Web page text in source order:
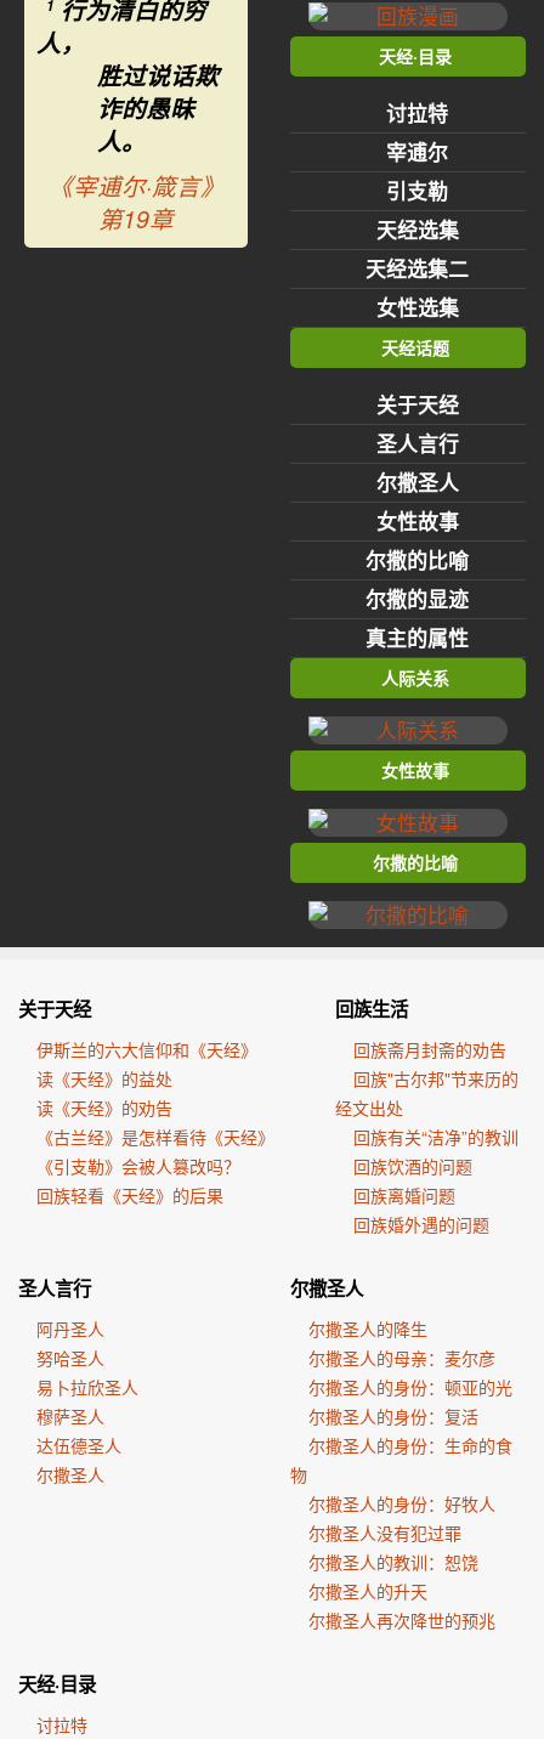
1 行为清白的穷
人，
胜过说话欺
诈的愚昧
人。
《宰逋尔·箴言》
第19章
天经·目录
讨拉特
宰逋尔
引支勒
天经选集
天经选集二
女性选集
天经话题
关于天经
圣人言行
尔撒圣人
女性故事
尔撒的比喻
尔撒的显迹
真主的属性
人际关系
女性故事
尔撒的比喻
关于天经
伊斯兰的六大信仰和《天经》
读《天经》的益处
读《天经》的劝告
《古兰经》是怎样看待《天经》
《引支勒》会被人篡改吗？
回族轻看《天经》的后果
回族生活
回族斋月封斋的劝告
回族"古尔邦"节来历的
经文出处
回族有关“洁净”的教训
回族饮酒的问题
回族离婚问题
回族婚外遇的问题
圣人言行
阿丹圣人
努哈圣人
易卜拉欣圣人
穆萨圣人
达伍德圣人
尔撒圣人
尔撒圣人
尔撒圣人的降生
尔撒圣人的母亲：麦尔彦
尔撒圣人的身份：顿亚的光
尔撒圣人的身份：复活
尔撒圣人的身份：生命的食
物
尔撒圣人的身份：好牧人
尔撒圣人没有犯过罪
尔撒圣人的教训：恕饶
尔撒圣人的升天
尔撒圣人再次降世的预兆
天经·目录
讨拉特